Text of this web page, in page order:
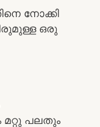
നോക്കി
ഒരു
മറ്റു പലതും